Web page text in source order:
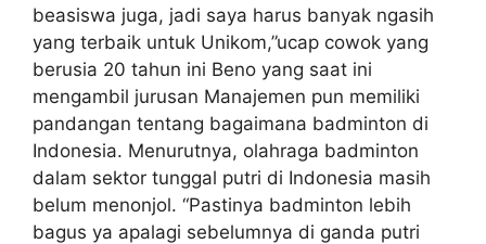
beasiswa juga, jadi saya harus banyak ngasih
yang terbaik untuk Unikom,”ucap cowok yang
berusia 20 tahun ini Beno yang saat ini
mengambil jurusan Manajemen pun memiliki
pandangan tentang bagaimana badminton di
Indonesia. Menurutnya, olahraga badminton
dalam sektor tunggal putri di Indonesia masih
belum menonjol. “Pastinya badminton lebih
bagus ya apalagi sebelumnya di ganda putri